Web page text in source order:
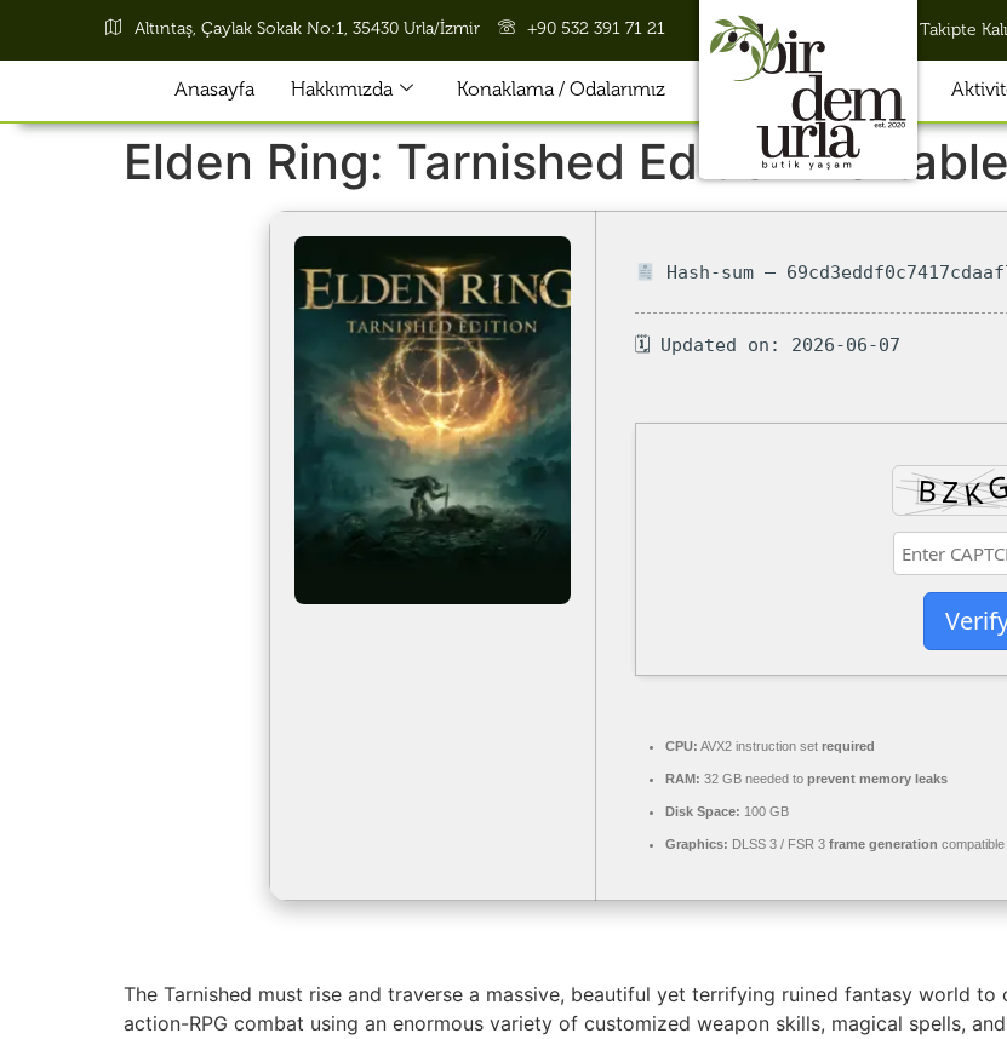
Altıntaş, Çaylak Sokak No:1, 35430 Urla/İzmir +90 532 391 71 21 Takipte
Anasayfa Hakkımızda Konaklama / Odalarımız
Elden Ring: Tarnished Edition
Hash-sum —
🗓 Updated on: 2026-06-07
CPU: AVX2 instruction set required
RAM: 32 GB needed to prevent memory leaks
Disk Space: 100 GB
Graphics: DLSS 3 / FSR 3 frame generation
The Tarnished must rise and traverse a massive, beautiful yet terrifying ruined fantasy world
action-RPG combat using an enormous variety of customized weapon skills, magical spells,